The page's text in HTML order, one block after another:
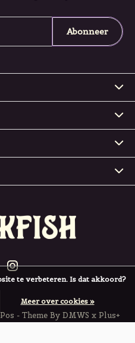
Abonneer
- Theme By DMWS x Plus+
te verbeteren. Is dat akkoord?
Meer over cookies »